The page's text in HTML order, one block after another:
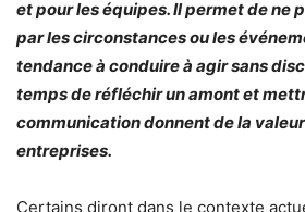
et pour les équipes. Il permet de ne
par les circonstances ou les
tendance à conduire à agir sans
temps de réfléchir un amont et
communication donnent de la
entreprises.
Certains diront dans le contexte